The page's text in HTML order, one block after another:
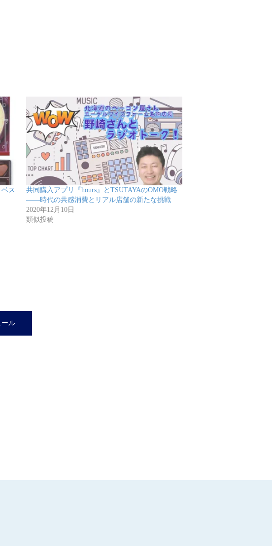
ス
共同購入アプリ『hours』とTSUTAYAのOMO戦略
――時代の共感消費とリアル店舗の新たな挑戦
2020年12月10日
類似投稿
ール